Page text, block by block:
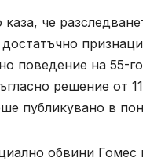
че
поведение на 55-
решение от
публикувано в
обвини Гомес